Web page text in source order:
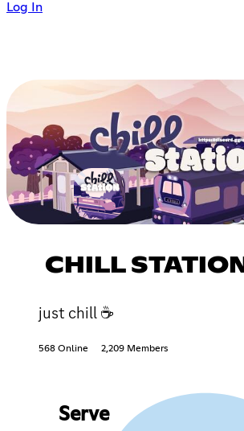
Log In
CHILL STATION
just chill ☕
568 Online 2,209 Members
Serve